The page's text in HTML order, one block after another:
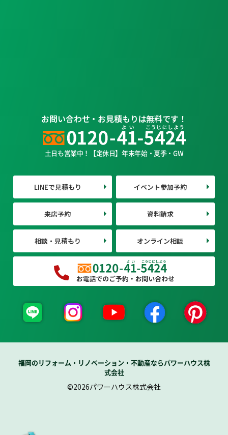
お問い合わせ・お見積もりは無料です！
土日も営業中！【定休日】年末年始・夏季・GW
LINEで見積もり イベント参加予約
来店予約 資料請求
相談・見積もり オンライン相談
福岡のリフォーム・リノベーション・不動産ならパワーハウス株
式会社
©2026パワーハウス株式会社